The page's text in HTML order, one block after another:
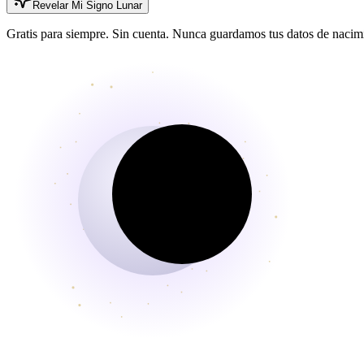
Revelar Mi Signo Lunar
Gratis para siempre. Sin cuenta. Nunca guardamos tus datos de